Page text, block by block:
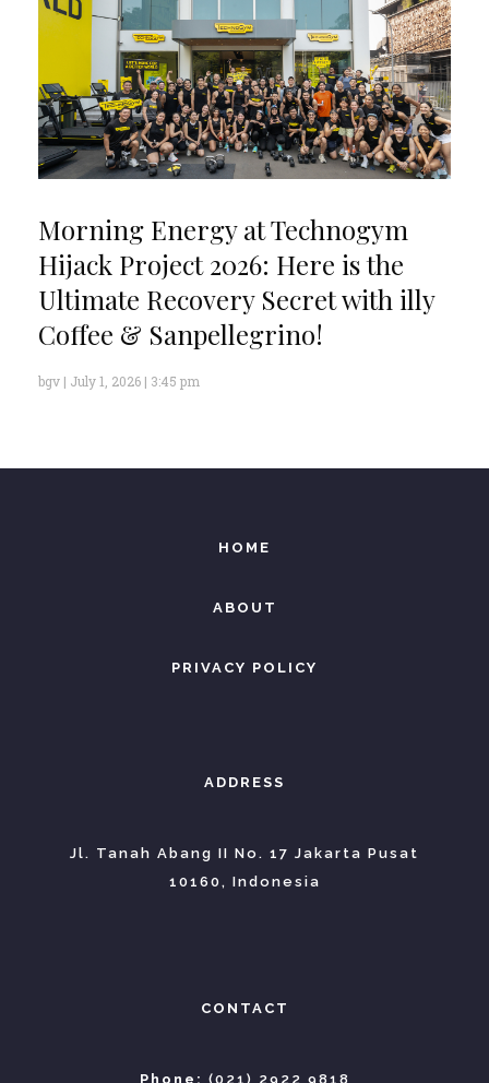
Morning Energy at Technogym
Hijack Project 2026: Here is the
Ultimate Recovery Secret with illy
Coffee & Sanpellegrino!
bgv July 1, 2026 3:45 pm
HOME
ABOUT
PRIVACY POLICY
ADDRESS
Jl. Tanah Abang II No. 17 Jakarta Pusat
10160, Indonesia
CONTACT
Phone: (021) 2922 9818